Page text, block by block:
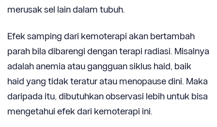
merusak sel lain dalam tubuh.
Efek samping dari kemoterapi akan bertambah
parah bila dibarengi dengan terapi radiasi. Misalnya
adalah anemia atau gangguan siklus haid, baik
haid yang tidak teratur atau menopause dini. Maka
daripada itu, dibutuhkan observasi lebih untuk bisa
mengetahui efek dari kemoterapi ini.